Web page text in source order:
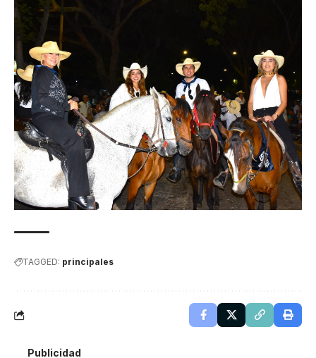
TAGGED: principales
Publicidad